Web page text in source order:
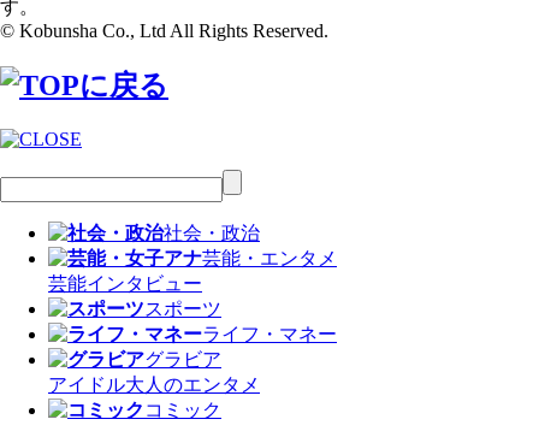
す。
© Kobunsha Co., Ltd All Rights Reserved.
社会・政治
芸能・エンタメ
芸能インタビュー
スポーツ
ライフ・マネー
グラビア
アイドル大人のエンタメ
コミック